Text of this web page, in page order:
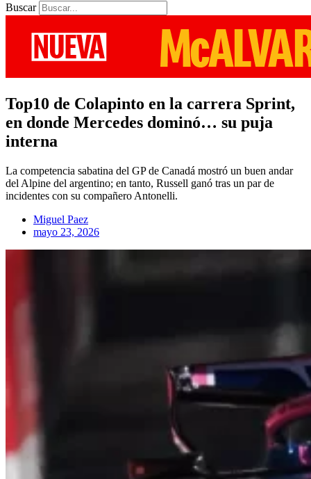
Buscar
Top10 de Colapinto en la carrera Sprint,
en donde Mercedes dominó… su puja
interna
La competencia sabatina del GP de Canadá mostró un buen andar
del Alpine del argentino; en tanto, Russell ganó tras un par de
incidentes con su compañero Antonelli.
Miguel Paez
mayo 23, 2026